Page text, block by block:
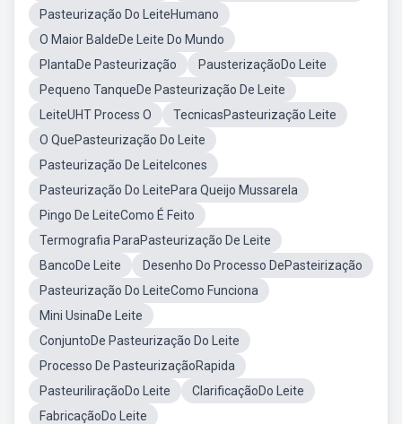
Pasteurização Do LeiteHumano
O Maior BaldeDe Leite Do Mundo
PlantaDe Pasteurização
PausterizaçãoDo Leite
Pequeno TanqueDe Pasteurização De Leite
LeiteUHT Process O
TecnicasPasteurização Leite
O QuePasteurização Do Leite
Pasteurização De LeiteIcones
Pasteurização Do LeitePara Queijo Mussarela
Pingo De LeiteComo É Feito
Termografia ParaPasteurização De Leite
BancoDe Leite
Desenho Do Processo DePasteirização
Pasteurização Do LeiteComo Funciona
Mini UsinaDe Leite
ConjuntoDe Pasteurização Do Leite
Processo De PasteurizaçãoRapida
PasteuriliraçãoDo Leite
ClarificaçãoDo Leite
FabricaçãoDo Leite